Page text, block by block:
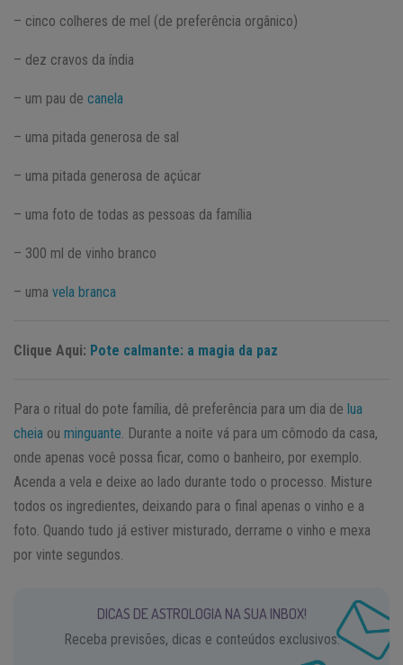
– cinco colheres de mel (de preferência orgânico)
– dez cravos da índia
– um pau de canela
– uma pitada generosa de sal
– uma pitada generosa de açúcar
– uma foto de todas as pessoas da família
– 300 ml de vinho branco
– uma vela branca
Clique Aqui: Pote calmante: a magia da paz
Para o ritual do pote família, dê preferência para um dia de lua
cheia ou minguante . Durante a noite vá para um cômodo da casa,
onde apenas você possa ficar, como o banheiro, por exemplo.
Acenda a vela e deixe ao lado durante todo o processo. Misture
todos os ingredientes, deixando para o final apenas o vinho e a
foto. Quando tudo já estiver misturado, derrame o vinho e mexa
por vinte segundos.
DICAS DE ASTROLOGIA NA SUA INBOX!
Receba previsões, dicas e conteúdos exclusivos.